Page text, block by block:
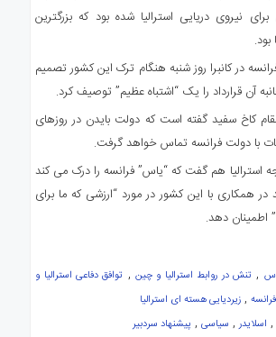
برای نیروی دریایی استرالیا شده بود که بزرگترین
بود.
در کانبرا روز شنبه هنگام ترک این کشور تصمیم
آن قرارداد را یک “اشتباه عظیم” توصیف کرد.
کاخ سفید گفته است که دولت بایدن در روزهای
با دولت فرانسه تماس خواهد گرفت.
استرالیا هم گفت که “یاس” فرانسه را درک می کند
در همکاری با این کشور در مورد “ارزشی که ما برای
اطمینان دهد.
, تنش در روابط استرالیا و چین, توافق دفاعی استرالیا و
, زیردیایی هسته ای استرالیا
اسلایدر, سیاسی, پیشنهاد سردبیر